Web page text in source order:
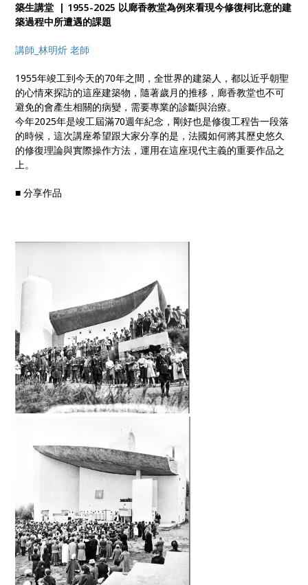
築生講堂 | 1955-2025 以廊香教堂為例來看現今修復柯比意的建
築過程中所遭遇的課題
講師_林明炘 老師
1955年竣工到今天的70年之間，全世界的建築人，都以近乎朝聖
的心情來探訪的這座建築物，隨著歲月的推移，廊香教堂也不可
避免的會產生相關的病變，需要專業的診斷與治療。
今年2025年是竣工屆滿70週年紀念，剛好也是修復工程告一段落
的時候，這次講座希望跟大家分享的是，法國如何將其歷史悠久
的修復理論與實際操作方法，運用在這座現代主義的重要作品之
上。
■ 分享作品